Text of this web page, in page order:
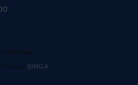
de SINGA